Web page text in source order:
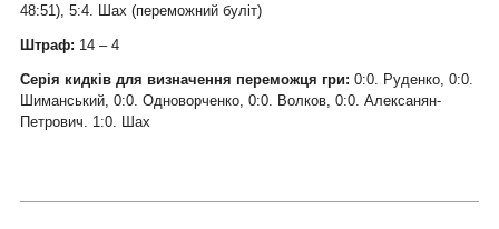
48:51), 5:4. Шах (переможний буліт)
Штраф: 14 – 4
Серія кидків для визначення переможця гри: 0:0. Руденко, 0:0.
Шиманський, 0:0. Одноворченко, 0:0. Волков, 0:0. Алексанян-
Петрович. 1:0. Шах